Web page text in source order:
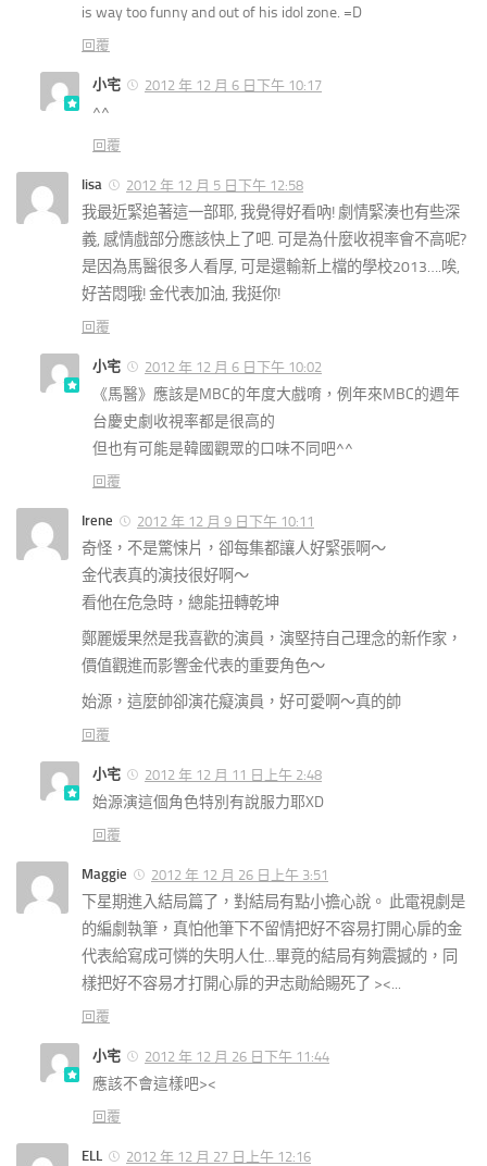
is way too funny and out of his idol zone. =D
回覆
小宅 2012 年 12 月 6 日下午 10:17
^^
回覆
lisa 2012 年 12 月 5 日下午 12:58
我最近緊追著這一部耶, 我覺得好看吶! 劇情緊湊也有些深
義, 感情戲部分應該快上了吧. 可是為什麼收視率會不高呢?
是因為馬醫很多人看厚, 可是還輸新上檔的學校2013….唉,
好苦悶哦! 金代表加油, 我挺你!
回覆
小宅 2012 年 12 月 6 日下午 10:02
《馬醫》應該是MBC的年度大戲唷，例年來MBC的週年
台慶史劇收視率都是很高的
但也有可能是韓國觀眾的口味不同吧^^
回覆
Irene 2012 年 12 月 9 日下午 10:11
奇怪，不是驚悚片，卻每集都讓人好緊張啊～
金代表真的演技很好啊～
看他在危急時，總能扭轉乾坤
鄭麗媛果然是我喜歡的演員，演堅持自己理念的新作家，
價值觀進而影響金代表的重要角色～
始源，這麼帥卻演花癡演員，好可愛啊～真的帥
回覆
小宅 2012 年 12 月 11 日上午 2:48
始源演這個角色特別有說服力耶XD
回覆
Maggie 2012 年 12 月 26 日上午 3:51
下星期進入結局篇了，對結局有點小擔心說。 此電視劇是
的編劇執筆，真怕他筆下不留情把好不容易打開心扉的金
代表給寫成可憐的失明人仕…畢竟的結局有夠震撼的，同
樣把好不容易才打開心扉的尹志勛給賜死了 ><...
回覆
小宅 2012 年 12 月 26 日下午 11:44
應該不會這樣吧><
回覆
ELL 2012 年 12 月 27 日上午 12:16